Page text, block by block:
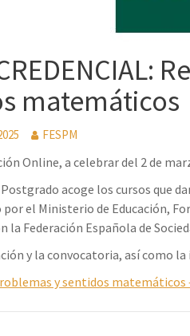
matemáticos
FESPM
Online, a celebrar del 2 de
acoge los cursos que
por el Ministerio de Educación,
la Federación Española de
y la convocatoria, así como
y sentidos matemáticos